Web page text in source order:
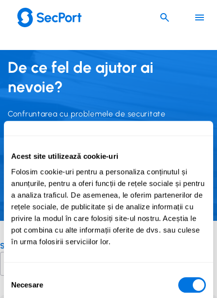
Acest site utilizează cookie-uri
Folosim cookie-uri pentru a personaliza conținutul și
anunțurile, pentru a oferi funcții de rețele sociale și pentru
a analiza traficul. De asemenea, le oferim partenerilor de
rețele sociale, de publicitate și de analize informații cu
privire la modul în care folosiți site-ul nostru. Aceștia le
pot combina cu alte informații oferite de dvs. sau culese
în urma folosirii serviciilor lor.
Selecția
consimțământului
Necesare
conținut
De ce fel de ajutor ai
nevoie?
Confruntarea cu problemele de securitate
care poți apela. Pentru a începe, te rugăm să
selectezi țara pentru care dorești instrucțiuni. În
prezent, instrucțiunile sunt disponibile numai în limba
țării selectate. Nu uita, ajutorul este la doar câteva
clicuri distanță.
Selectare țară